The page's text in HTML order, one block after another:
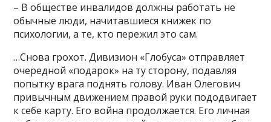
– В обществе инвалидов должны работать не
обычные люди, начитавшиеся книжек по
психологии, а те, кто пережил это сам.
…Снова грохот. Дивизион «Глобуса» отправляет
очередной «подарок» на ту сторону, подавляя
попытку врага поднять голову. Иван Олегович
привычным движением правой руки пододвигает
к себе карту. Его война продолжается. Его личная